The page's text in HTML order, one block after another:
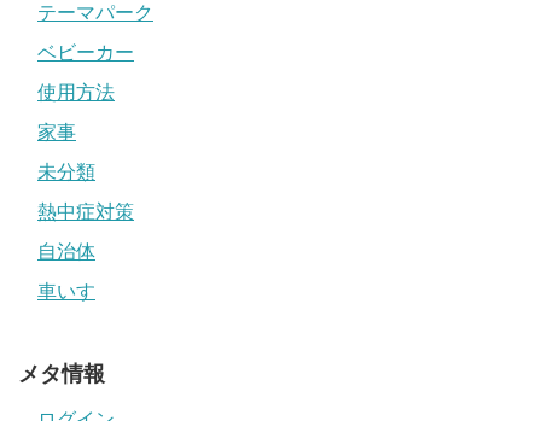
テーマパーク
ベビーカー
使用方法
家事
未分類
熱中症対策
自治体
車いす
メタ情報